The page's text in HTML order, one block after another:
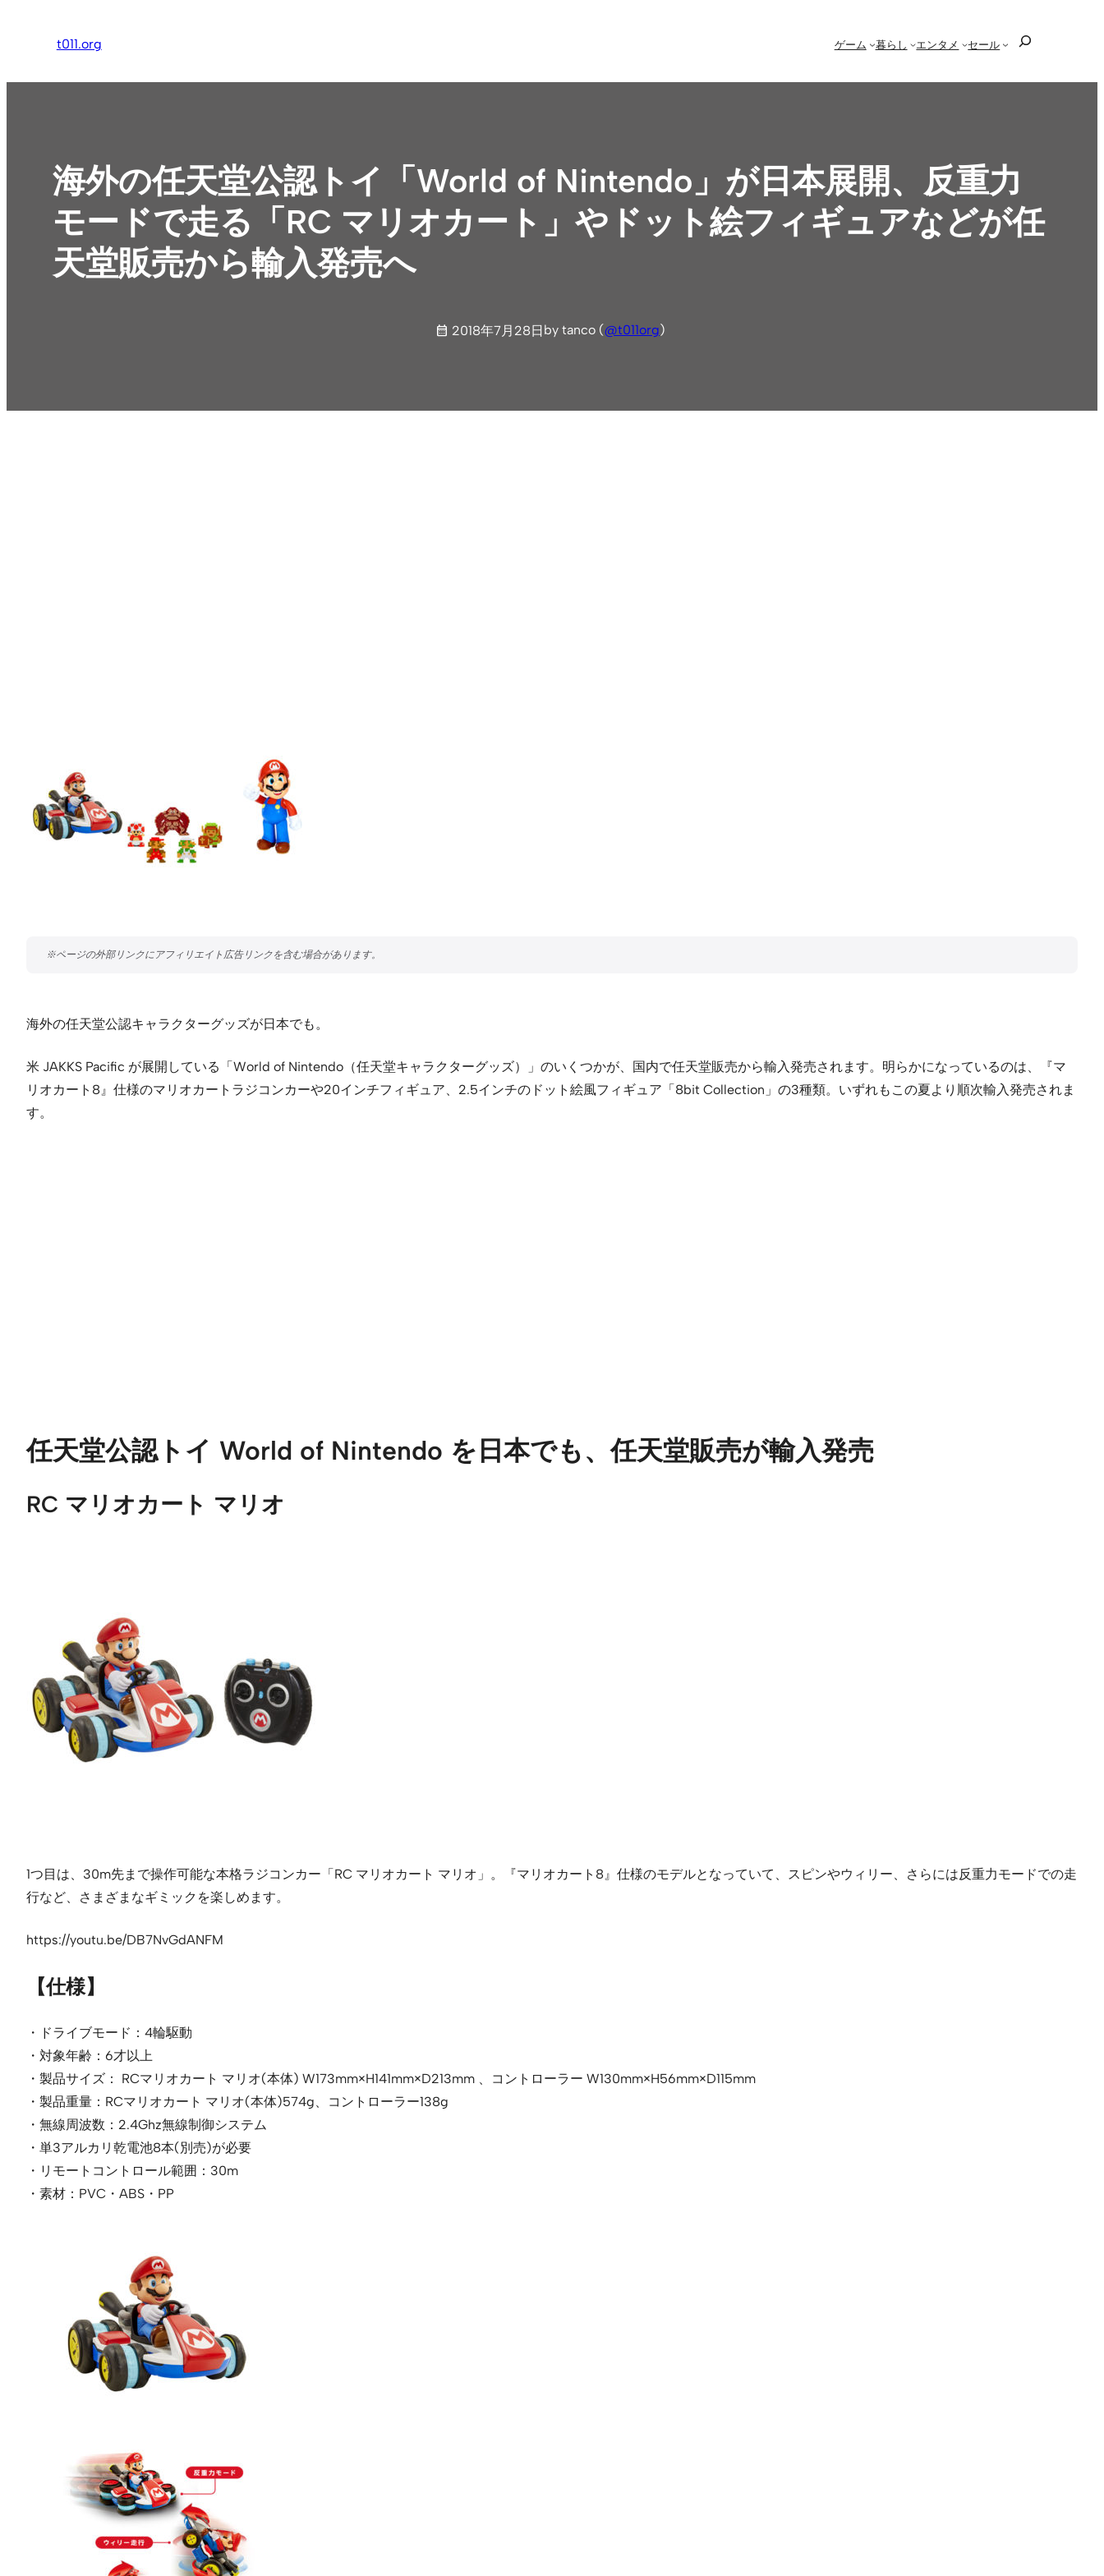
ス
t011.org ゲーム 暮らし エンタメ セール
海外の任天堂公認トイ「World of Nintendo」が日本展開、反重力
モードで走る「RC マリオカート」やドット絵フィギュアなどが任
天堂販売から輸入発売へ
2018年7月28日 by tanco (@t011org)
海外の任天堂公認キャラクターグッズが日本でも。
米 JAKKS Pacific が展開している「World of Nintendo（任天堂キャラクターグッズ）」のいくつかが、国内で任天堂販売から輸入発売されます。明らかになっているのは、『マ
リオカート8』仕様のマリオカートラジコンカーや20インチフィギュア、2.5インチのドット絵風フィギュア「8bit Collection」の3種類。いずれもこの夏より順次輸入発売されま
す。
任天堂公認トイ World of Nintendo を日本でも、任天堂販売が輸入発売
RC マリオカート マリオ
1つ目は、30m先まで操作可能な本格ラジコンカー「RC マリオカート マリオ」。『マリオカート8』仕様のモデルとなっていて、スピンやウィリー、さらには反重力モードでの走
行など、さまざまなギミックを楽しめます。
https://youtu.be/DB7NvGdANFM
【仕様】
・ドライブモード：4輪駆動
・対象年齢：6才以上
・製品サイズ： RCマリオカート マリオ(本体) W173mm×H141mm×D213mm 、コントローラー W130mm×H56mm×D115mm
・製品重量：RCマリオカート マリオ(本体)574g、コントローラー138g
・無線周波数：2.4Ghz無線制御システム
・単3アルカリ乾電池8本(別売)が必要
・リモートコントロール範囲：30m
・素材：PVC・ABS・PP